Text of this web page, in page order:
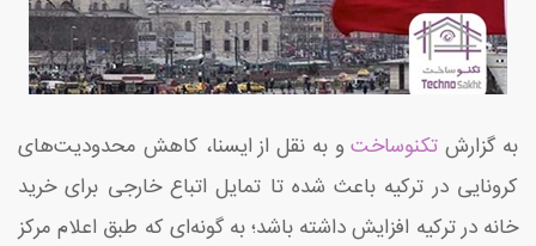
به گزارش تکنوساختو به نقل از ایسنا، کاهش محدودیت‌های
کرونایی در ترکیه باعث شده تا تمایل اتباع خارجی برای خرید
خانه در ترکیه افزایش داشته باشد؛ به گونه‌ای که طبق اعلام مرکز